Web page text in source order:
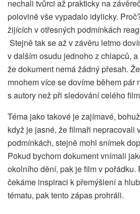
nechali tvůrci až prakticky na
polovině vše vypadalo idylicky.
žijících v otřesných podmínkách
Stejně tak se až v závěru letmo
v dalším osudu jednoho z chlapců,
že dokument nemá žádný přesah.
mnohem více se dovíme během pár
s autory než při sledování celého
Téma jako takové je zajímavé,
když je jasné, že filmaři nepracovali
podmínkách, stejně mohl snímek
Pokud bychom dokument vnímali
okolního dění, pak je film v pořádku.
čekáme inspiraci k přemýšlení a
tématu, pak tento zápas prohráli.